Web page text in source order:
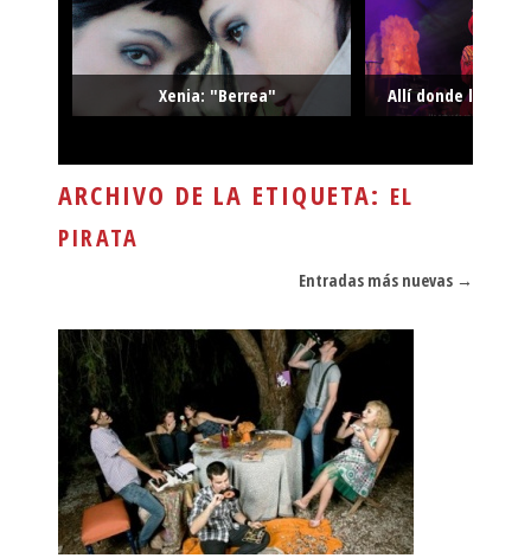
Xenia: "Berrea" Allí donde la
ARCHIVO DE LA ETIQUETA: EL
PIRATA
Entradas más nuevas →